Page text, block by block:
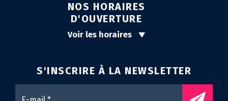
NOS HORAIRES
D'OUVERTURE
Voir les horaires
S'INSCRIRE À LA NEWSLETTER